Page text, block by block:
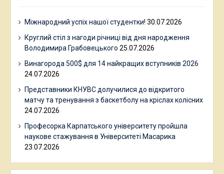
Міжнародний успіх нашої студентки! 30.07.2026
Круглий стіл з нагоди річниці від дня народження
Володимира Грабовецького 25.07.2026
Винагорода 500$ для 14 найкращих вступників 2026
24.07.2026
Представники КНУВС долучилися до відкритого
матчу та тренування з баскетболу на кріслах колісних
24.07.2026
Професорка Карпатського університету пройшла
наукове стажування в Університеті Масарика
23.07.2026